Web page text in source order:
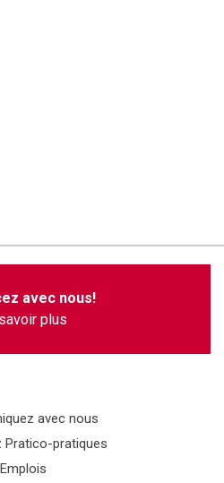
avec nous!
plus
avec nous
Pratico-pratiques
Emplois